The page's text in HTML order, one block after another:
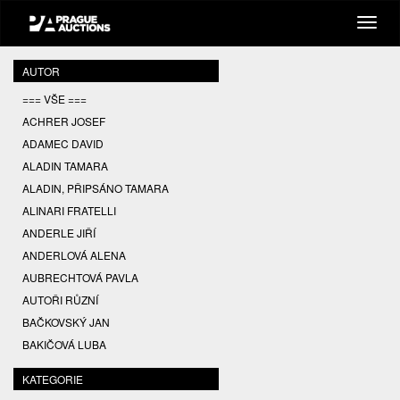
AUTOR
=== VŠE ===
ACHRER JOSEF
ADAMEC DAVID
ALADIN TAMARA
ALADIN, PŘIPSÁNO TAMARA
ALINARI FRATELLI
ANDERLE JIŘÍ
ANDERLOVÁ ALENA
AUBRECHTOVÁ PAVLA
AUTOŘI RŮZNÍ
BAČKOVSKÝ JAN
BAKIČOVÁ LUBA
BALCAR JIŘÍ
BALCAR KAREL
KATEGORIE